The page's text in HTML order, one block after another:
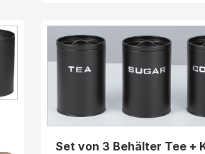
Set von 3 Behälter Tee +